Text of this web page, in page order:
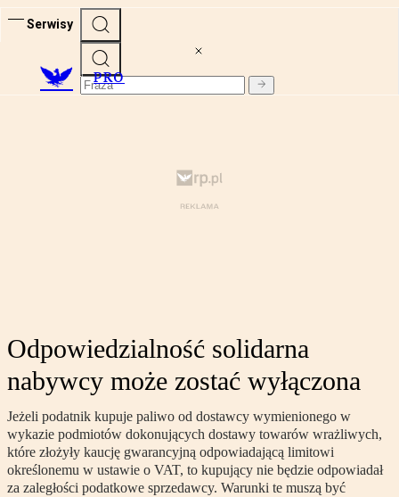
Serwisy
PRO
Odpowiedzialność solidarna
nabywcy może zostać wyłączona
Jeżeli podatnik kupuje paliwo od dostawcy wymienionego w
wykazie podmiotów dokonujących dostawy towarów wrażliwych,
które złożyły kaucję gwarancyjną odpowiadającą limitowi
określonemu w ustawie o VAT, to kupujący nie będzie odpowiadał
za zaległości podatkowe sprzedawcy. Warunki te muszą być